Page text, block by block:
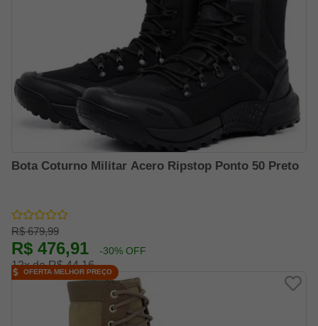
Bota Coturno Militar Acero Ripstop Ponto 50 Preto
R$ 679,99
R$ 476,91 -30% OFF
12x de R$ 44,16
OFERTA MELHOR PREÇO